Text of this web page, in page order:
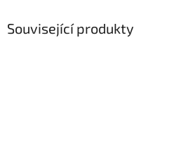
Související produkty